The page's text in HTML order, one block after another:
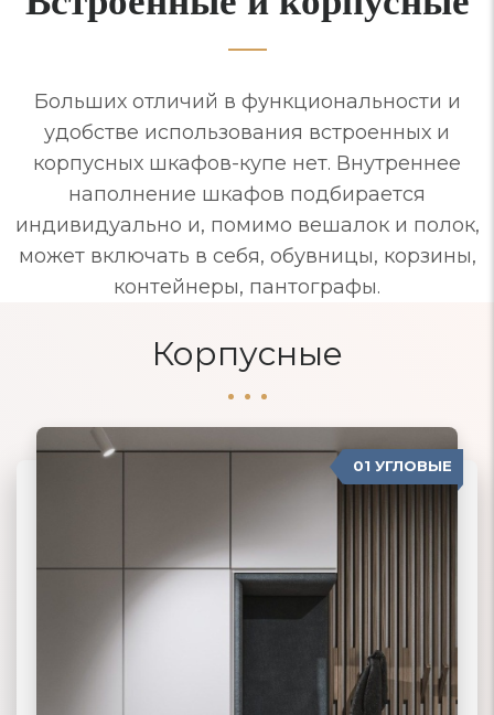
Больших отличий в функциональности и
удобстве использования встроенных и
корпусных шкафов-купе нет. Внутреннее
наполнение шкафов подбирается
индивидуально и, помимо вешалок и полок,
может включать в себя, обувницы, корзины,
контейнеры, пантографы.
Корпусные
01 УГЛОВЫЕ
02 ПРЯМЫЕ